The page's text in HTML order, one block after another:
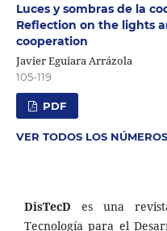
Luces y sombras de la
Reflection on the lights
cooperation
Javier Eguiara Arrázola
105-119
PDF
VER TODOS LOS NÚMEROS
DisTecD es una
Tecnología para el